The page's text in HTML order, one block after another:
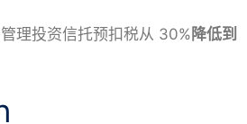
理投资信托预扣税从 30% 降低到